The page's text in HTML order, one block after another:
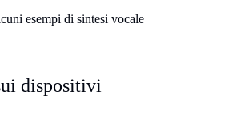
esempi di sintesi vocale
dispositivi